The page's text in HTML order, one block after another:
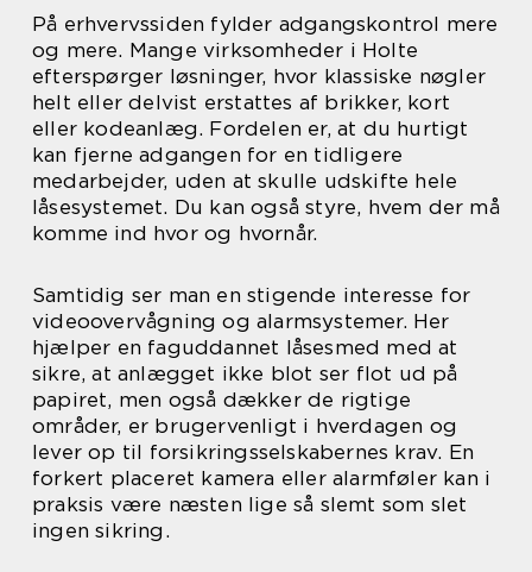
På erhvervssiden fylder adgangskontrol mere
og mere. Mange virksomheder i Holte
efterspørger løsninger, hvor klassiske nøgler
helt eller delvist erstattes af brikker, kort
eller kodeanlæg. Fordelen er, at du hurtigt
kan fjerne adgangen for en tidligere
medarbejder, uden at skulle udskifte hele
låsesystemet. Du kan også styre, hvem der må
komme ind hvor og hvornår.
Samtidig ser man en stigende interesse for
videoovervågning og alarmsystemer. Her
hjælper en faguddannet låsesmed med at
sikre, at anlægget ikke blot ser flot ud på
papiret, men også dækker de rigtige
områder, er brugervenligt i hverdagen og
lever op til forsikringsselskabernes krav. En
forkert placeret kamera eller alarmføler kan i
praksis være næsten lige så slemt som slet
ingen sikring.